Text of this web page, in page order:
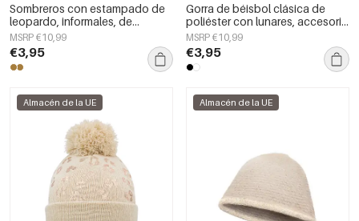
Sombreros con estampado de
leopardo, informales, de
poliéster, accesorios diarios.
MSRP €10,99
€3,95
Gorra de béisbol clásica de
poliéster con lunares, accesorio
diario.
MSRP €10,99
€3,95
Almacén de la UE Almacén de la UE